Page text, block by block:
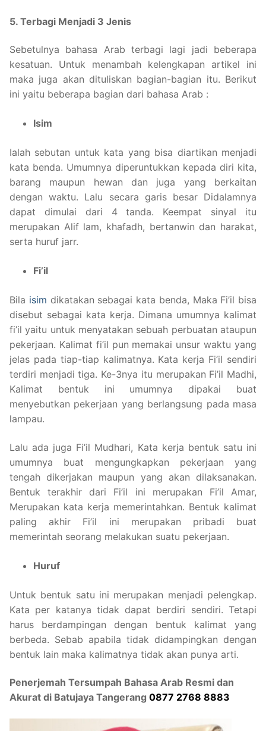
5. Terbagi Menjadi 3 Jenis
Sebetulnya bahasa Arab terbagi lagi jadi beberapa
kesatuan. Untuk menambah kelengkapan artikel ini
maka juga akan dituliskan bagian-bagian itu. Berikut
ini yaitu beberapa bagian dari bahasa Arab :
Isim
Ialah sebutan untuk kata yang bisa diartikan menjadi
kata benda. Umumnya diperuntukkan kepada diri kita,
barang maupun hewan dan juga yang berkaitan
dengan waktu. Lalu secara garis besar Didalamnya
dapat dimulai dari 4 tanda. Keempat sinyal itu
merupakan Alif lam, khafadh, bertanwin dan harakat,
serta huruf jarr.
Fi’il
Bila isim dikatakan sebagai kata benda, Maka Fi’il bisa
disebut sebagai kata kerja. Dimana umumnya kalimat
fi’il yaitu untuk menyatakan sebuah perbuatan ataupun
pekerjaan. Kalimat fi’il pun memakai unsur waktu yang
jelas pada tiap-tiap kalimatnya. Kata kerja Fi’il sendiri
terdiri menjadi tiga. Ke-3nya itu merupakan Fi’il Madhi,
Kalimat bentuk ini umumnya dipakai buat
menyebutkan pekerjaan yang berlangsung pada masa
lampau.
Lalu ada juga Fi’il Mudhari, Kata kerja bentuk satu ini
umumnya buat mengungkapkan pekerjaan yang
tengah dikerjakan maupun yang akan dilaksanakan.
Bentuk terakhir dari Fi’il ini merupakan Fi’il Amar,
Merupakan kata kerja memerintahkan. Bentuk kalimat
paling akhir Fi’il ini merupakan pribadi buat
memerintah seorang melakukan suatu pekerjaan.
Huruf
Untuk bentuk satu ini merupakan menjadi pelengkap.
Kata per katanya tidak dapat berdiri sendiri. Tetapi
harus berdampingan dengan bentuk kalimat yang
berbeda. Sebab apabila tidak didampingkan dengan
bentuk lain maka kalimatnya tidak akan punya arti.
Penerjemah Tersumpah Bahasa Arab Resmi dan
Akurat di Batujaya Tangerang 0877 2768 8883